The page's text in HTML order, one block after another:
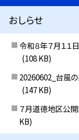
おしらせ
令和８年７月１１
(108 KB)
20260602_台風
(147 KB)
７月道徳地区公
KB)